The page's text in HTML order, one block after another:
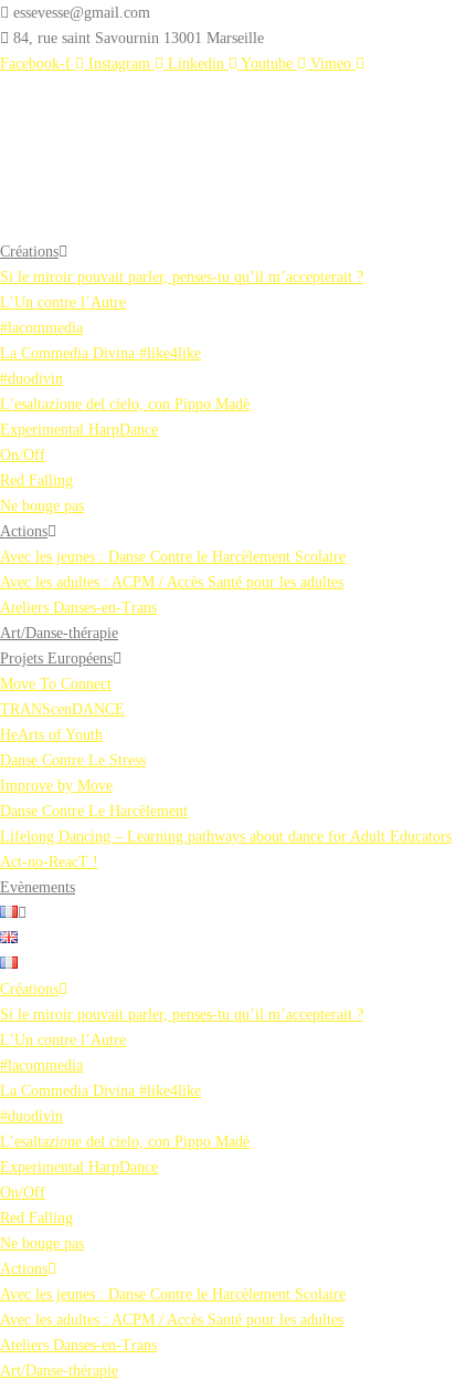
essevesse@gmail.com
84, rue saint Savournin 13001 Marseille
Facebook-f
Instagram Linkedin Youtube Vimeo
Créations
Si le miroir pouvait parler, penses-tu qu’il m’accepterait ?
L’Un contre l’Autre
#lacommedia
La Commedia Divina #like4like
#duodivin
L’esaltazione del cielo, con Pippo Madè
Experimental HarpDance
On/Off
Red Falling
Ne bouge pas
Actions
Avec les jeunes : Danse Contre le Harcèlement Scolaire
Avec les adultes : ACPM / Accès Santé pour les adultes
Ateliers Danses-en-Trans
Art/Danse-thérapie
Projets Européens
Move To Connect
TRANScenDANCE
HeArts of Youth
Danse Contre Le Stress
Improve by Move
Danse Contre Le Harcèlement
Lifelong Dancing – Learning pathways about dance for Adult Educators
Act-no-ReacT !
Evènements
Créations
Si le miroir pouvait parler, penses-tu qu’il m’accepterait ?
L’Un contre l’Autre
#lacommedia
La Commedia Divina #like4like
#duodivin
L’esaltazione del cielo, con Pippo Madè
Experimental HarpDance
On/Off
Red Falling
Ne bouge pas
Actions
Avec les jeunes : Danse Contre le Harcèlement Scolaire
Avec les adultes : ACPM / Accès Santé pour les adultes
Ateliers Danses-en-Trans
Art/Danse-thérapie